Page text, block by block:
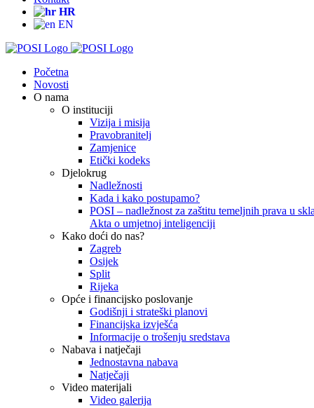
HR
EN
Početna
Novosti
O nama
O instituciji
Vizija i misija
Pravobranitelj
Zamjenice
Etički kodeks
Djelokrug
Nadležnosti
Kada i kako postupamo?
POSI – nadležnost za zaštitu temeljnih prava u
Akta o umjetnoj inteligenciji
Kako doći do nas?
Zagreb
Osijek
Split
Rijeka
Opće i financijsko poslovanje
Godišnji i strateški planovi
Financijska izvješća
Informacije o trošenju sredstava
Nabava i natječaji
Jednostavna nabava
Natječaji
Video materijali
Video galerija